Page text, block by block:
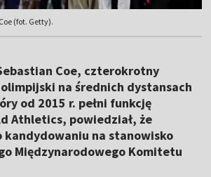
(fot. Getty).
Coe, czterokrotny
na średnich dystansach
od 2015 r. pełni funkcję
Athletics, powiedział, że
kandydowaniu na stanowisko
Międzynarodowego Komitetu